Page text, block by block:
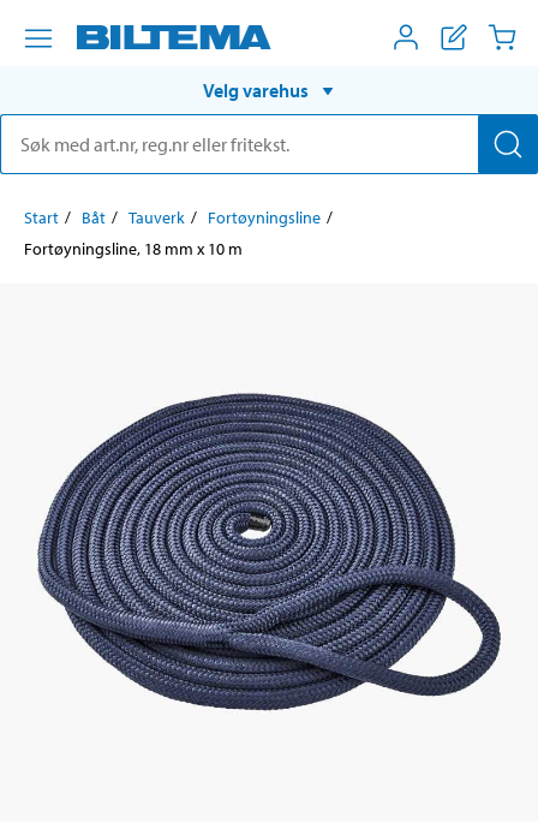
Velg varehus
Start Båt Tauverk
Fortøyningsline
Fortøyningsline, 18 mm x 10 m